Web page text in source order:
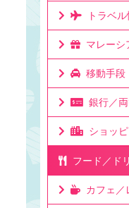
トラベル
マレーシ
移動手段
銀行／
ショッ
フード／ド
カフェ／